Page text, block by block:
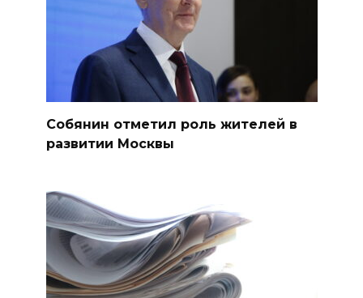
Собянин отметил роль жителей в
развитии Москвы